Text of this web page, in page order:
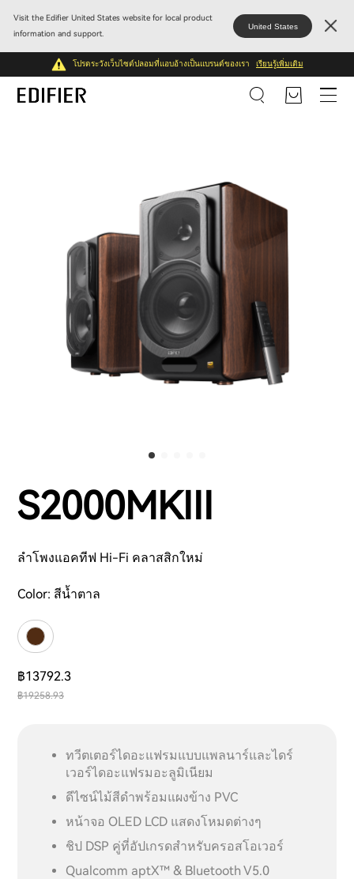
Visit the Edifier United States website for local product
information and support.
United States
โปรดระวังเว็บไซต์ปลอมที่แอบอ้างเป็นแบรนด์ของเรา เรียนรู้เพิ่มเติม
S2000MKIII
ลำโพงแอคทีฟ Hi-Fi คลาสสิกใหม่
Color: สีน้ำตาล
฿13792.3
฿19258.93
ทวีตเตอร์ไดอะแฟรมแบบแพลนาร์และไดร์
เวอร์ไดอะแฟรมอะลูมิเนียม
ดีไซน์ไม้สีดำพร้อมแผงข้าง PVC
หน้าจอ OLED LCD แสดงโหมดต่างๆ
ชิป DSP คู่ที่อัปเกรดสำหรับครอสโอเวอร์
Qualcomm aptX™ & Bluetooth V5.0